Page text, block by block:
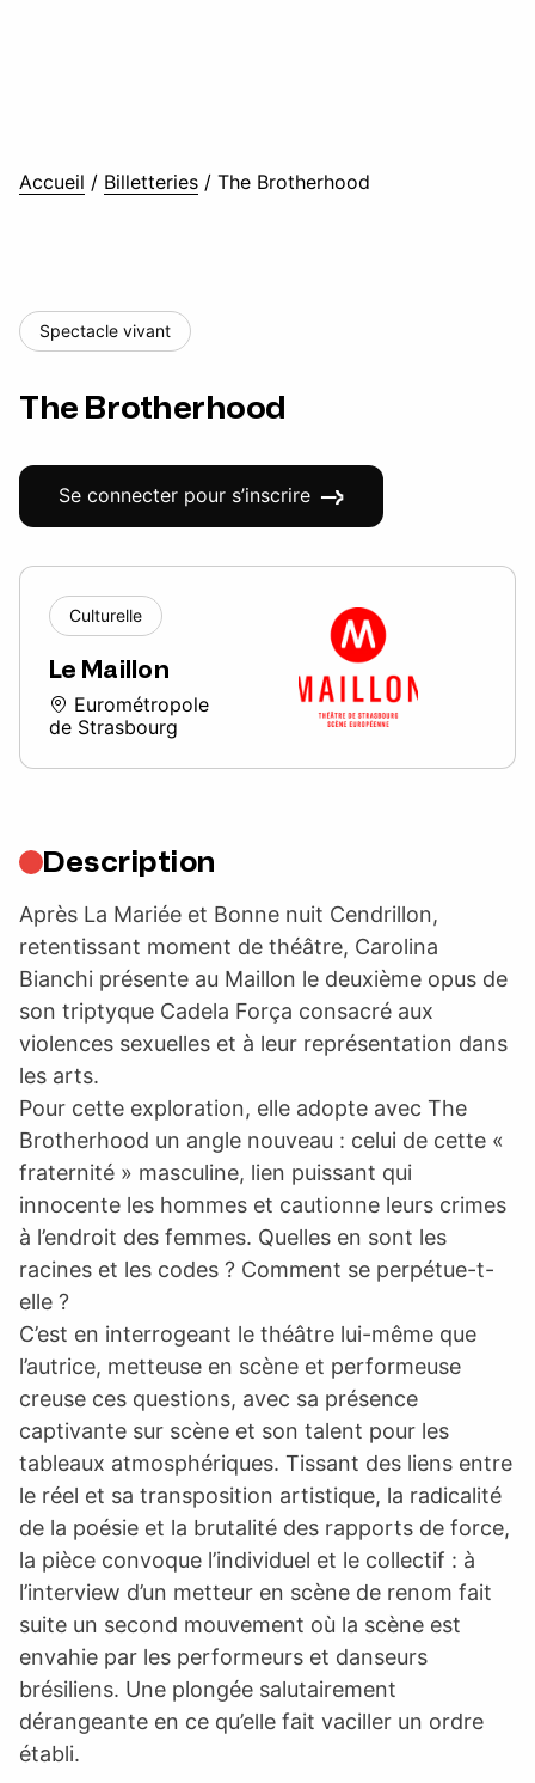
Accueil / Billetteries / The Brotherhood
Spectacle vivant
The Brotherhood
Se connecter pour s’inscrire
Culturelle
Le Maillon
Eurométropole
de Strasbourg
Description
Après La Mariée et Bonne nuit Cendrillon,
retentissant moment de théâtre, Carolina
Bianchi présente au Maillon le deuxième opus de
son triptyque Cadela Força consacré aux
violences sexuelles et à leur représentation dans
les arts.
Pour cette exploration, elle adopte avec The
Brotherhood un angle nouveau : celui de cette «
fraternité » masculine, lien puissant qui
innocente les hommes et cautionne leurs crimes
à l’endroit des femmes. Quelles en sont les
racines et les codes ? Comment se perpétue-t-
elle ?
C’est en interrogeant le théâtre lui-même que
l’autrice, metteuse en scène et performeuse
creuse ces questions, avec sa présence
captivante sur scène et son talent pour les
tableaux atmosphériques. Tissant des liens entre
le réel et sa transposition artistique, la radicalité
de la poésie et la brutalité des rapports de force,
la pièce convoque l’individuel et le collectif : à
l’interview d’un metteur en scène de renom fait
suite un second mouvement où la scène est
envahie par les performeurs et danseurs
brésiliens. Une plongée salutairement
dérangeante en ce qu’elle fait vaciller un ordre
établi.